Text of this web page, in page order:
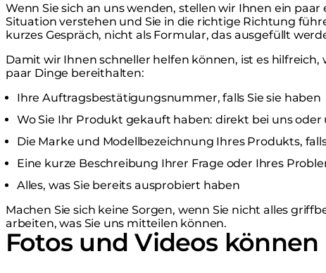
Wenn Sie sich an uns wenden, stellen wir Ihnen ein
Situation verstehen und Sie in die richtige Richtung
kurzes Gespräch, nicht als Formular, das ausgefüllt
Damit wir Ihnen schneller helfen können, ist es hilfreich,
paar Dinge bereithalten:
Ihre Auftragsbestätigungsnummer, falls Sie sie haben
Wo Sie Ihr Produkt gekauft haben: direkt bei uns
Die Marke und Modellbezeichnung Ihres Produkts,
Eine kurze Beschreibung Ihrer Frage oder Ihres
Alles, was Sie bereits ausprobiert haben
Machen Sie sich keine Sorgen, wenn Sie nicht alles
arbeiten, was Sie uns mitteilen können.
Fotos und Videos